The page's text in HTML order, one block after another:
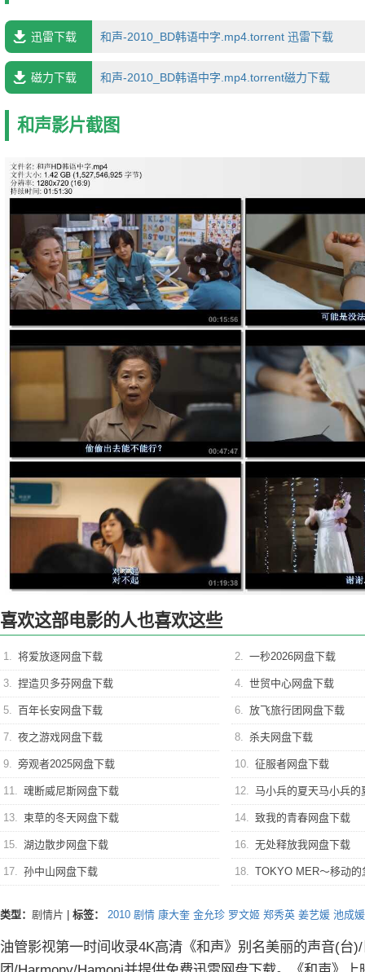
韩国电影大钟奖(2010)最佳影片(提名)康大奎最佳女主角(提名)金允珍
最佳新人导演(提名)康大奎最佳新人女演员(提名)姜艺媛
迅雷下载 和声-2010_BD韩语中字.mp4.torrent 迅雷下载
磁力下载 和声-2010_BD韩语中字.mp4.torrent磁力下载
和声影片截图
喜欢这部电影的人也喜欢这些
1. 将爱放逐网盘下载 2. 一秒2026网盘下载
3. 捏造贝多芬网盘下载 4. 世贸中心网盘下载
5. 百年长安网盘下载 6. 放飞旅行团网盘下载
7. 夜之游戏网盘下载 8. 杀夫网盘下载
9. 旁观者2025网盘下载 10. 征服者网盘下载
11. 魂断威尼斯网盘下载 12. 马小兵的夏天马小兵的
13. 束草的冬天网盘下载 14. 致我的青春网盘下载
15. 湖边散步网盘下载 16. 无处释放我网盘下载
17. 孙中山网盘下载 18. TOKYO MER～移动的急救室～
类型： 剧情片 标签： 2010 剧情 康大奎 金允珍 罗文姬 郑秀英 姜艺媛 池成媛
油管影视第一时间收录4K高清《和声》别名美丽的声音(台